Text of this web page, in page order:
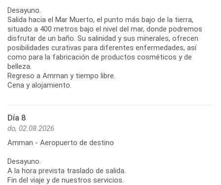
Desayuno.
Salida hacia el Mar Muerto, el punto más bajo de la tierra,
situado a 400 metros bajo el nivel del mar, donde podremos
disfrutar de un baño. Su salinidad y sus minerales, ofrecen
posibilidades curativas para diferentes enfermedades, así
como para la fabricación de productos cosméticos y de
belleza.
Regreso a Amman y tiempo libre.
Cena y alojamiento.
Día 8
do, 02.08.2026
Amman - Aeropuerto de destino
Desayuno.
A la hora prevista traslado de salida.
Fin del viaje y de nuestros servicios.